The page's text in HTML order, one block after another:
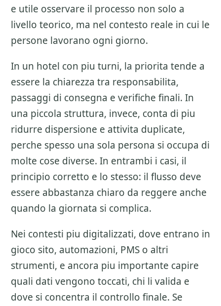
e utile osservare il processo non solo a
livello teorico, ma nel contesto reale in cui le
persone lavorano ogni giorno.
In un hotel con piu turni, la priorita tende a
essere la chiarezza tra responsabilita,
passaggi di consegna e verifiche finali. In
una piccola struttura, invece, conta di piu
ridurre dispersione e attivita duplicate,
perche spesso una sola persona si occupa di
molte cose diverse. In entrambi i casi, il
principio corretto e lo stesso: il flusso deve
essere abbastanza chiaro da reggere anche
quando la giornata si complica.
Nei contesti piu digitalizzati, dove entrano in
gioco sito, automazioni, PMS o altri
strumenti, e ancora piu importante capire
quali dati vengono toccati, chi li valida e
dove si concentra il controllo finale. Se